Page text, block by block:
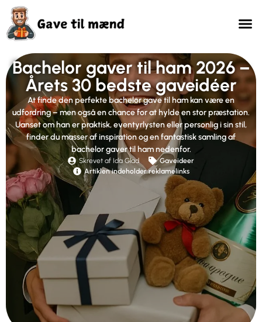
Bachelor gaver til ham 2026 –
Årets 30 bedste gaveidéer
At finde den perfekte bachelor gave til ham kan være en
udfordring – men også en chance for at hylde en stor præstation.
Uanset om han er praktisk, eventyrlysten eller personlig i sin stil,
finder du masser af inspiration og en fantastisk samling af
bachelor gaver til ham nedenfor.
Skrevet af Ida Glad
Gaveideer
Artiklen indeholder reklamelinks